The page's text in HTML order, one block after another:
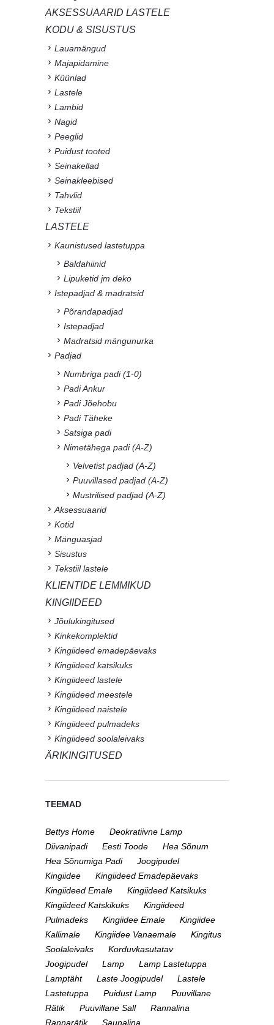
AKSESSUAARID LASTELE
KODU & SISUSTUS
Lauamängud
Majapidamine
Küünlad
Lastele
Lambid
Nagid
Peeglid
Puidust tooted
Seinakellad
Seinakleebised
Tahvlid
Tekstiil
LASTELE
Kaunistused lastetuppa
Baldahiinid
Lipuketid jm deko
Istepadjad & madratsid
Põrandapadjad
Istepadjad
Madratsid mängunurka
Padjad
Numbriga padi (1-0)
Padi Ankur
Padi Jõehobu
Padi Täheke
Satsiga padi
Nimetähega padi (A-Z)
Velvetist padjad (A-Z)
Puuvillased padjad (A-Z)
Mustrilised padjad (A-Z)
Aksessuaarid
Kotid
Mänguasjad
Sisustus
Tekstiil lastele
KLIENTIDE LEMMIKUD
KINGIIDEED
Jõulukingitused
Kinkekomplektid
Kingiideed emadepäevaks
Kingiideed katsikuks
Kingiideed lastele
Kingiideed meestele
Kingiideed naistele
Kingiideed pulmadeks
Kingiideed soolaleivaks
ÄRIKINGITUSED
TEEMAD
Bettys Home
Deokratiivne Lamp
Diivanipadi
Eesti Toode
Hea Sõnum
Hea Sõnumiga Padi
Joogipudel
Kingiidee
Kingiideed Emadepäevaks
Kingiideed Emale
Kingiideed Katsikuks
Kingiideed Katskikuks
Kingiideed
Pulmadeks
Kingiidee Emale
Kingiidee
Kallimale
Kingiidee Vanaemale
Kingitus
Soolaleivaks
Korduvkasutatav
Joogipudel
Lamp
Lamp Lastetuppa
Lamptäht
Laste Joogipudel
Lastele
Lastetuppa
Puidust Lamp
Puuvillane
Rätik
Puuvillane Sall
Rannalina
Rannarätik
Saunalina